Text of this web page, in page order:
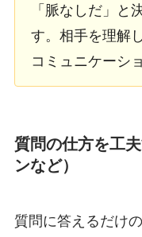
「脈なしだ」と
す。相手を理解
コミュニケーシ
質問の仕方を工
ンなど）
質問に答えるだけ